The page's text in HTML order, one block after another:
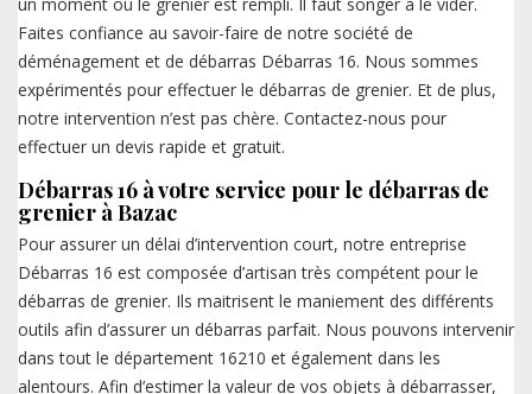
Faites confiance au savoir-faire de notre société de
déménagement et de débarras Débarras 16. Nous sommes
expérimentés pour effectuer le débarras de grenier. Et de plus,
notre intervention n’est pas chère. Contactez-nous pour
effectuer un devis rapide et gratuit.
Débarras 16 à votre service pour le débarras de
grenier à Bazac
Pour assurer un délai d’intervention court, notre entreprise
Débarras 16 est composée d’artisan très compétent pour le
débarras de grenier. Ils maitrisent le maniement des différents
outils afin d’assurer un débarras parfait. Nous pouvons intervenir
dans tout le département 16210 et également dans les
alentours. Afin d’estimer la valeur de vos objets à débarrasser,